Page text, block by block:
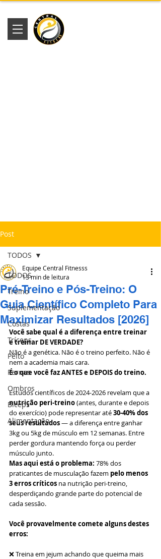
Post
TODOS
Treino
Suplementação
Costas
Tríceps
Peito
Pernas
Ombros
Bíceps
Alimentação
TODOS
Pré-Treino e Pós-Treino: O
Guia Científico Completo Para
Maximizar Resultados [2026]
Equipe Central Fitnesss
13 min de leitura
Você sabe qual é a diferença entre treinar
e treinar DE VERDADE?
Não é a genética. Não é o treino perfeito. Não é
nem a academia mais cara.
É o que você faz ANTES e DEPOIS do treino.
Estudos científicos de 2024-2026 revelam que a
nutrição peri-treino (antes, durante e depois
do exercício) pode representar até 30-40% dos
seus resultados — a diferença entre ganhar
3kg ou 5kg de músculo em 12 semanas. Entre
perder gordura mantendo força ou perder
músculo junto.
Mas aqui está o problema: 78% dos
praticantes de musculação fazem pelo menos
3 erros críticos na nutrição peri-treino,
desperdiçando grande parte do potencial de
cada sessão.
Você provavelmente comete alguns destes
erros:
❌ Treina em jejum achando que queima mais